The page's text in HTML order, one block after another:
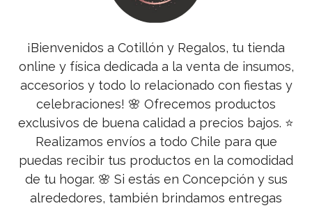
¡Bienvenidos a Cotillón y Regalos, tu tienda
online y física dedicada a la venta de insumos,
accesorios y todo lo relacionado con fiestas y
celebraciones! 🌸 Ofrecemos productos
exclusivos de buena calidad a precios bajos. ⭐
Realizamos envíos a todo Chile para que
puedas recibir tus productos en la comodidad
de tu hogar. 🌸 Si estás en Concepción y sus
alrededores, también brindamos entregas